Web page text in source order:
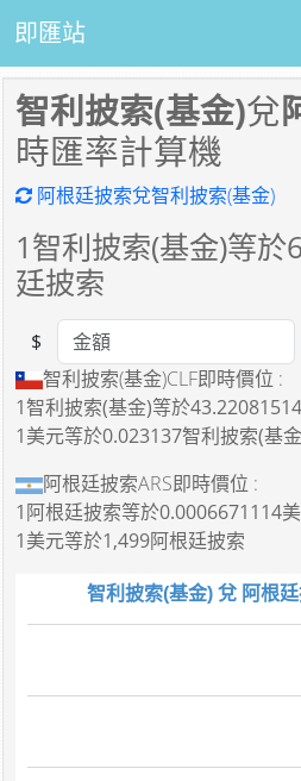
即匯站
智利披索(基金)兌
時匯率計算機
阿根廷披索兌智利披索(基金)
1智利披索(基金)等於
廷披索
Amount
$
智利披索(基金)CLF即時價位 :
1智利披索(基金)等於
1美元等於0.023137智利披索(基
阿根廷披索ARS即時價位 :
1阿根廷披索等於0.0006671114
1美元等於1,499阿根廷披索
智利披索(基金) 兌 阿根